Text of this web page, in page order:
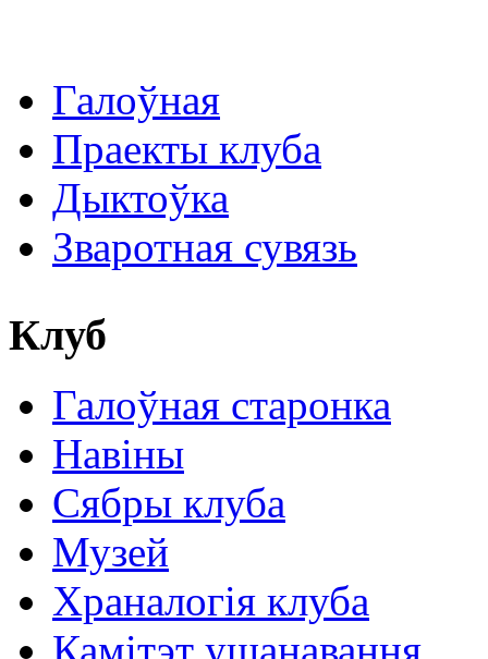
Галоўная
Праекты клуба
Дыктоўка
Зваротная сувязь
Клуб
Галоўная старонка
Навіны
Сябры клуба
Музей
Храналогія клуба